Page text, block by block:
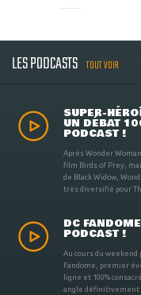
LES PODCASTS TOUT VOIR
SUPER-
UN DÉBAT
PODCAST !
Après Wonder
film Birds of Prey,
de Black Widow,
très diversifié pour
DC
PODCAST !
Au cours du weekend
Fandome, premier
ligne et 100%
angle définitivement